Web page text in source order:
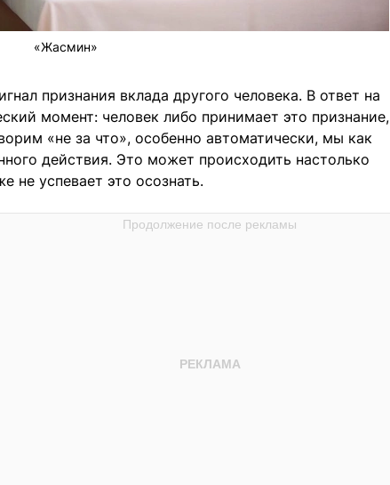
«Жасмин»
признания вклада другого человека. В ответ на
момент: человек либо принимает это признание,
«не за что», особенно автоматически, мы как
действия. Это может происходить настолько
не успевает это осознать.